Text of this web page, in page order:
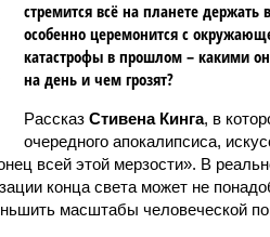
стремится всё на планете держать
особенно церемонится с
катастрофы в прошлом – какими
на день и чем грозят?
Рассказ Стивена Кинга, в
очередного апокалипсиса,
всей этой мерзости». В
конца света может не
масштабы человеческой